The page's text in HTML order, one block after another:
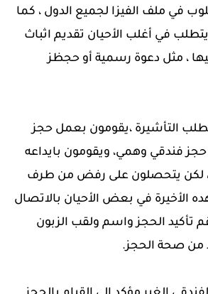
في ملف الفيزا لجميع الدول ، كما
في أغلب الأحيان تقديم اثباث
، مثل دعوة رسمية أو حجظز
التأشيرة ،يقومون بعمل حجز
فندقي وهمي، ويقومون بايداعه
، لكن يتحصلون على رفض من طرف
الأخيرة في بعض الأحيان بالاتصال
تأكيد الحجز واسم ولقب الزبون
من صحة الحجز.